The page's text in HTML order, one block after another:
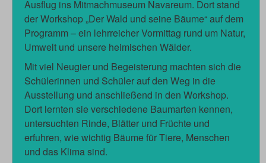
Ausflug ins Mitmachmuseum Navareum. Dort stand
der Workshop „Der Wald und seine Bäume“ auf dem
Programm – ein lehrreicher Vormittag rund um Natur,
Umwelt und unsere heimischen Wälder.
Mit viel Neugier und Begeisterung machten sich die
Schülerinnen und Schüler auf den Weg in die
Ausstellung und anschließend in den Workshop.
Dort lernten sie verschiedene Baumarten kennen,
untersuchten Rinde, Blätter und Früchte und
erfuhren, wie wichtig Bäume für Tiere, Menschen
und das Klima sind.